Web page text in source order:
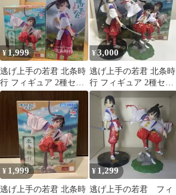
¥1,999
逃げ上手の若君 北条時
行 フィギュア 2種セッ
ト
¥3,000
逃げ上手の若君 北条時
行 フィギュア 2種セッ
ト
¥ 1,999
逃げ上手の若君 北条時
¥ 1,299
逃げ上手の若君 フィ